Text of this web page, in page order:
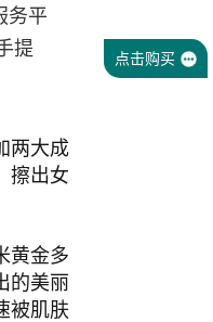
务平
提
两大成
擦出女
黄金多
的美丽
被肌肤
点击购买